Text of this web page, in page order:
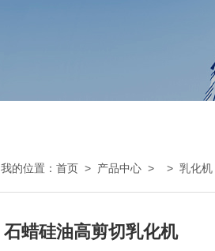
我的位置： 首页 > 产品中心 > > 乳化机
石蜡硅油高剪切乳化机